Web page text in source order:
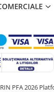
PFA 2026